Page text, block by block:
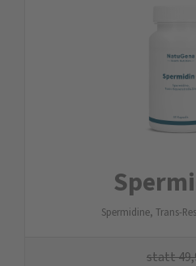
Spermidine, Trans-
statt